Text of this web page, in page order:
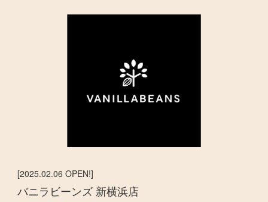
[2025.02.06 OPEN!]
バニラビーンズ 新横浜店